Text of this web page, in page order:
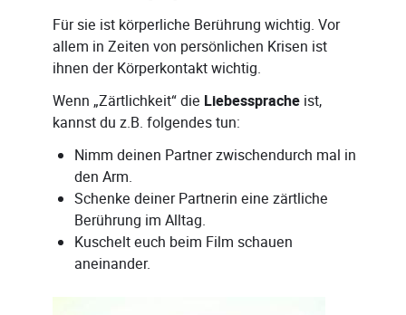
Für sie ist körperliche Berührung wichtig. Vor
allem in Zeiten von persönlichen Krisen ist
ihnen der Körperkontakt wichtig.
Wenn „Zärtlichkeit“ die Liebessprache ist,
kannst du z.B. folgendes tun:
Nimm deinen Partner zwischendurch mal in
den Arm.
Schenke deiner Partnerin eine zärtliche
Berührung im Alltag.
Kuschelt euch beim Film schauen
aneinander.